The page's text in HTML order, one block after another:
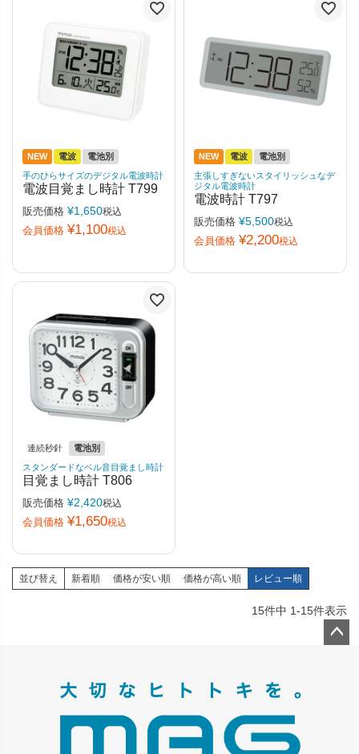
NEW 電波
電池別
手のひらサイズのデジタル電波時計
電波目覚まし時計 T799
販売価格 ¥1,650税込
会員価格 ¥1,100税込
NEW 電波
電池別
主張しすぎないスタイリッシュなデ
ジタル電波時計
電波時計 T797
販売価格 ¥5,500税込
会員価格 ¥2,200税込
連続秒針
電池別
スタンダードなベル音目覚まし時計
目覚まし時計 T806
販売価格 ¥2,420税込
会員価格 ¥1,650税込
並び替え 新着順 価格が安い順 価格が高い順 レビュー順
15件中 1-15件表示